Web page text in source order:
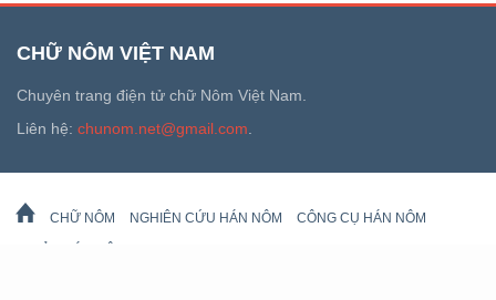
CHỮ NÔM VIỆT NAM
Chuyên trang điện tử chữ Nôm Việt Nam.
Liên hệ: chunom.net@gmail.com
CHỮ NÔM NGHIÊN CỨU HÁN NÔM CÔNG CỤ HÁN NÔM